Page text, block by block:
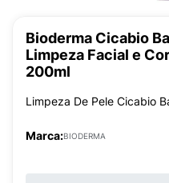
Bioderma Cicabio
Limpeza Facial e
200ml
Limpeza De Pele Cicabio
Marca:BIODERMA